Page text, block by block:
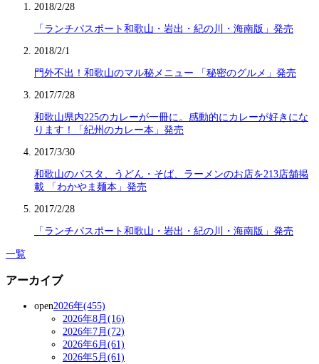
2018/2/28
「ランチパスポート和歌山・岩出・紀の川・海南版」発売
2018/2/1
門外不出！和歌山のマル秘メニュー 「秘密のグルメ」発売
2017/7/28
和歌山県内225のカレーが一冊に。感動的にカレーが好きにな
ります！「紀州のカレー本」発売
2017/3/30
和歌山のパスタ、うどん・そば、ラーメンのお店を213店舗掲
載 「わかやま麺本」発売
2017/2/28
「ランチパスポート和歌山・岩出・紀の川・海南版」発売
一覧
アーカイブ
open2026年(455)
2026年8月(16)
2026年7月(72)
2026年6月(61)
2026年5月(61)